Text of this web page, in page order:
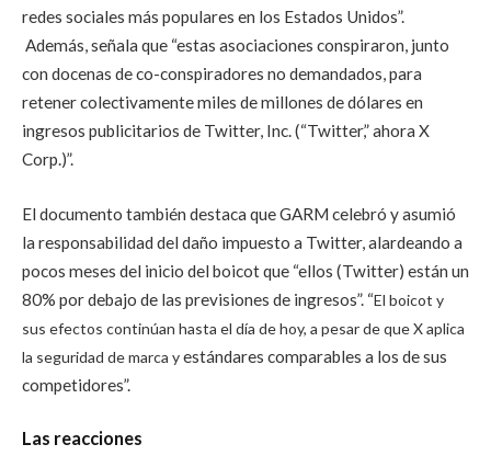
redes sociales más populares en los Estados Unidos”.
Además, señala que “estas asociaciones conspiraron, junto
con docenas de co-conspiradores no demandados, para
retener colectivamente miles de millones de dólares en
ingresos publicitarios de Twitter, Inc. (“Twitter,” ahora X
Corp.)”.
El documento también destaca que GARM celebró y asumió
la responsabilidad del daño impuesto a Twitter, alardeando a
pocos meses del inicio del boicot que “ellos (Twitter) están un
80% por debajo de las previsiones de ingresos”. “El boicot y
sus efectos continúan hasta el día de hoy, a pesar de que X aplica
la seguridad de marca yestándares comparables a los de sus
competidores”.
Las reacciones